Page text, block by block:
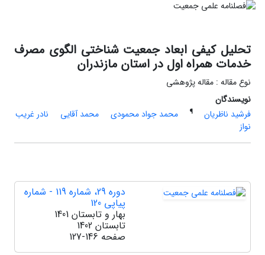
تحلیل کیفی ابعاد جمعیت شناختی الگوی مصرف
خدمات همراه اول در استان مازندران
نوع مقاله : مقاله پژوهشی
نویسندگان
فرشید ناظریان
¶ محمد جواد محمودی محمد آقایی
نادر غریب
نواز
دوره 29، شماره 119 - شماره
پیاپی 120
بهار و تابستان 1401
تابستان 1402
صفحه 127-146